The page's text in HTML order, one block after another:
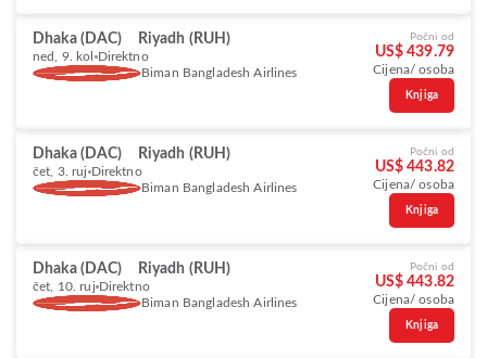
Dhaka (DAC) Riyadh (RUH)
ned, 9. kol Direktno
Biman Bangladesh Airlines
Počni od
US$ 439.79
Cijena/ osoba
Knjiga
Dhaka (DAC) Riyadh (RUH)
čet, 3. ruj Direktno
Biman Bangladesh Airlines
Počni od
US$ 443.82
Cijena/ osoba
Knjiga
Dhaka (DAC) Riyadh (RUH)
čet, 10. ruj Direktno
Biman Bangladesh Airlines
Počni od
US$ 443.82
Cijena/ osoba
Knjiga